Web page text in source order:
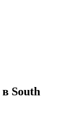
в South